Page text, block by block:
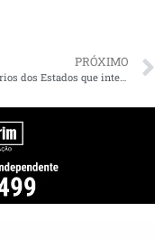
PRÓXIMO
Secretários dos Estados que integram o Matopiba reúnem no Maranhão